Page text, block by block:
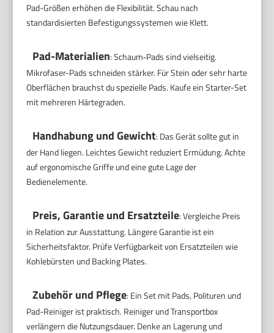
Pad-Größen erhöhen die Flexibilität. Schau nach
standardisierten Befestigungssystemen wie Klett.
Pad-Materialien: Schaum‑Pads sind vielseitig.
Mikrofaser-Pads schneiden stärker. Für Stein oder sehr harte
Oberflächen brauchst du spezielle Pads. Kaufe ein Starter-Set
mit mehreren Härtegraden.
Handhabung und Gewicht: Das Gerät sollte gut in
der Hand liegen. Leichtes Gewicht reduziert Ermüdung. Achte
auf ergonomische Griffe und eine gute Lage der
Bedienelemente.
Preis, Garantie und Ersatzteile: Vergleiche Preis
in Relation zur Ausstattung. Längere Garantie ist ein
Sicherheitsfaktor. Prüfe Verfügbarkeit von Ersatzteilen wie
Kohlebürsten und Backing Plates.
Zubehör und Pflege: Ein Set mit Pads, Polituren und
Pad-Reiniger ist praktisch. Reiniger und Transportbox
verlängern die Nutzungsdauer. Denke an Lagerung und